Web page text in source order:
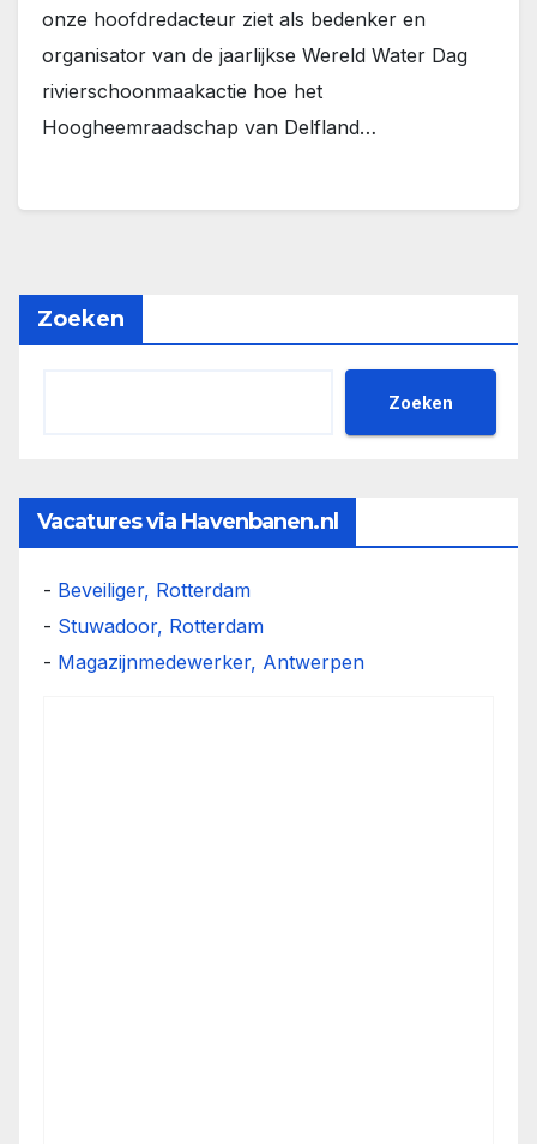
onze hoofdredacteur ziet als bedenker en
organisator van de jaarlijkse Wereld Water Dag
rivierschoonmaakactie hoe het
Hoogheemraadschap van Delfland…
Zoeken
Zoeken
Vacatures via Havenbanen.nl
- Beveiliger, Rotterdam
- Stuwadoor, Rotterdam
- Magazijnmedewerker, Antwerpen